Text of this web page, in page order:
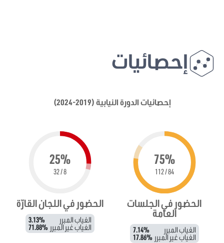
إحصائيات
إحصائيات الدورة النيابية (2019-2024)
75%
84 / 112
الحضور في الجلسات
العامة
الغياب المبرر 7.14%
الغياب غير المبرر 17.86%
25%
8 / 32
الحضور في اللجان القارّة
الغياب المبرر 3.13%
الغياب غير المبرر 71.88%